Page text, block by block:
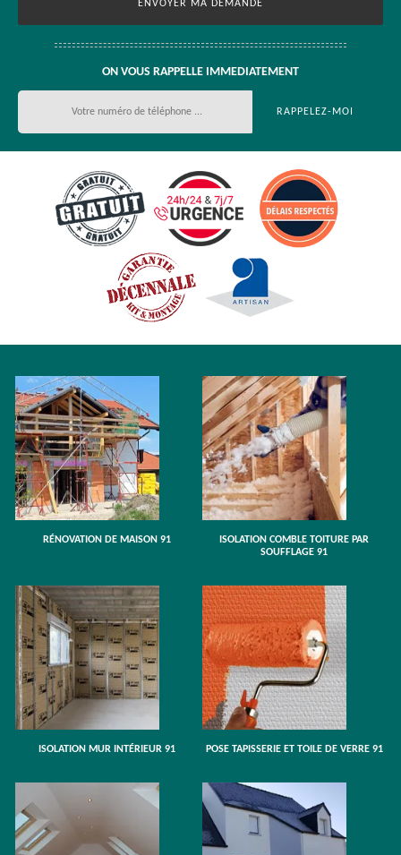
ON VOUS RAPPELLE IMMEDIATEMENT
RÉNOVATION DE MAISON 91
ISOLATION COMBLE TOITURE PAR
SOUFFLAGE 91
ISOLATION MUR INTÉRIEUR 91 POSE TAPISSERIE ET TOILE DE VERRE 91